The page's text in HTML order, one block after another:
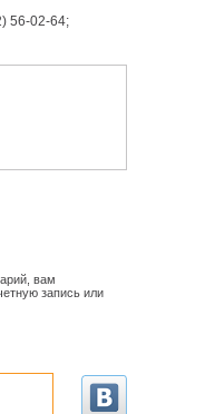
56-02-64;
вам
запись или